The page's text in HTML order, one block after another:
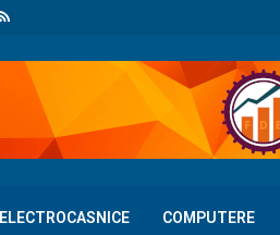
ELECTROCASNICE COMPUTERE